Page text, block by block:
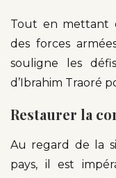
Tout en mettant
des forces
souligne les
d’Ibrahim Traoré
Restaurer la
Au regard de la
pays, il est